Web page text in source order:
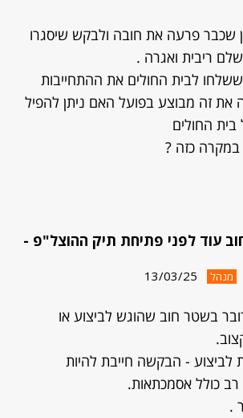
שכבר פרעה את חובה ולבקש שיסגרו
ריבית ואגרה .
לבית החולים את ההתחייבות
את זה מבוצע בפועל האם ניתן להפיל
החולים
במקרה כזה ?
עוד לפני פתיחת תיק ההוצל"פ -
מנהל 13/03/25
בשטר חוב שהוגש לביצוע או
לביצוע - הבקשה חייבת להיות
כולל אסמכתאות.
.